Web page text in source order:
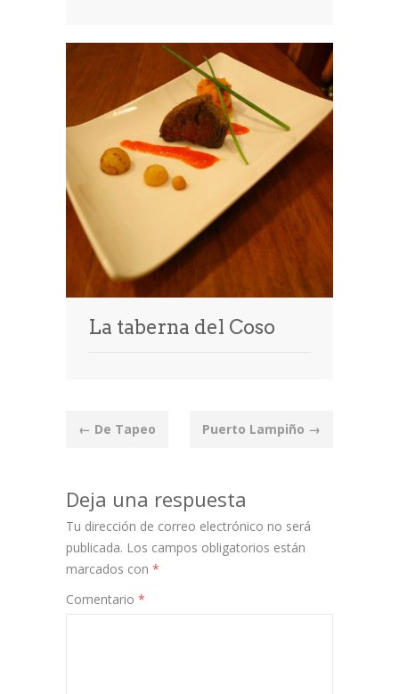
La taberna del Coso
Post
← De Tapeo Puerto Lampiño →
Deja una respuesta
Tu dirección de correo electrónico no será
publicada. Los campos obligatorios están
marcados con *
Comentario *